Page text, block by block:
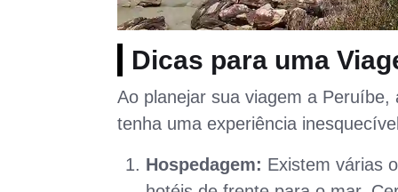
Dicas para uma
Ao planejar sua viagem a
tenha uma experiência
Hospedagem: Existem várias